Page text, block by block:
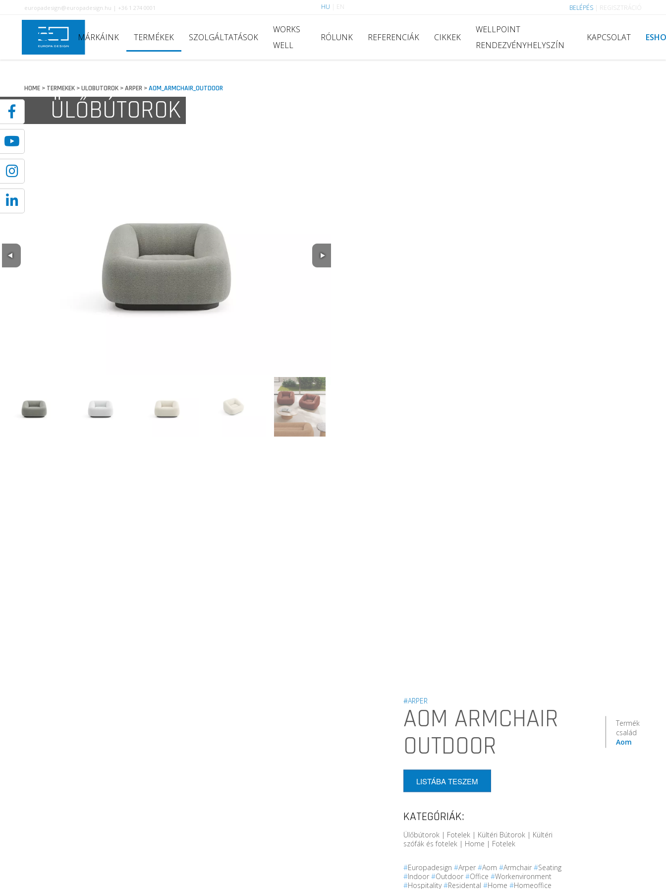
europadesign@europadesign.hu | +36 1 274 0001 HU EN BELÉPÉS REGISZTRÁCIÓ
MÁRKÁINK TERMÉKEK SZOLGÁLTATÁSOK
WORKS
WELL
RÓLUNK REFERENCIÁK CIKKEK
WELLPOINT
RENDEZVÉNYHELYSZÍN
KAPCSOLAT
HOME> TERMEKEK>ULOBUTOROK>ARPER>AOM_ARMCHAIR_OUTDOOR
ÜLŐBÚTOROK
#ARPER
AOM ARMCHAIR
OUTDOOR
Termék
család
Aom
LISTÁBA TESZEM
KATEGÓRIÁK:
Ülőbútorok | Fotelek | Kültéri Bútorok | Kültéri
szófák és fotelek | Home | Fotelek
#Europadesign #Arper #Aom #Armchair #Seating
#Indoor #Outdoor #Office #Workenvironment
#Hospitality#Residental #Home #Homeoffice